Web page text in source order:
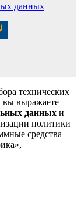
данных
технических
вы выражаете
данных и
политики
средства